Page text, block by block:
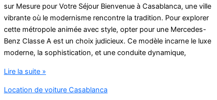
sur Mesure pour Votre Séjour Bienvenue à Casablanca, une ville
vibrante où le modernisme rencontre la tradition. Pour explorer
cette métropole animée avec style, opter pour une Mercedes-
Benz Classe A est un choix judicieux. Ce modèle incarne le luxe
moderne, la sophistication, et une conduite dynamique,
Location
voitures
Lire la suite »
Location de voiture Casablanca